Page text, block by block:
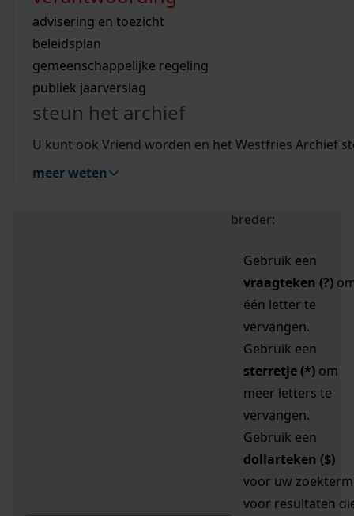
bouwvergunningen
omgevingsvergunningen
vergunningen
beeld en geluid
uitleg nodig?
Wij helpen u op weg met een aantal zoektips.
bekijk alle zoektips
Wij helpen u op weg met een aantal zoektips.
bekijk alle zoektips
bekijk ons geschiedenislokaal
advisering en toezicht
beleidsplan
gemeenschappelijke regeling
publiek jaarverslag
steun het archief
U kunt ook Vriend worden en het Westfries Archief
meer weten
zoektips
Mijn Studiezaal (inloggen)
uw zoekopdracht te
breder:
Gebruik een
vraagteken (?)
één letter te
vervangen.
Gebruik een
sterretje (*) om
meer letters te
vervangen.
Gebruik een
dollarteken ($)
voor uw zoekterm
voor resultaten